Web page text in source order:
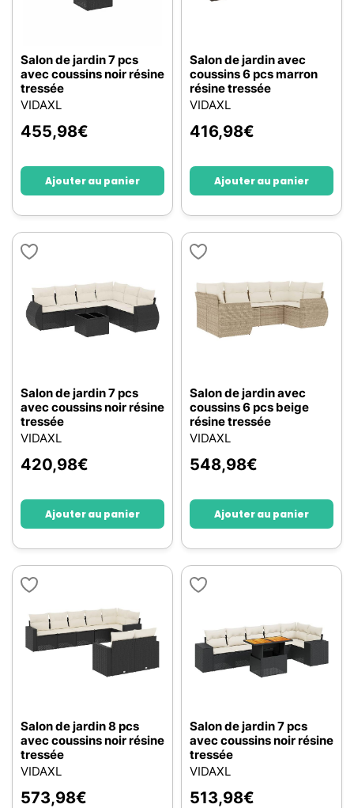
Salon de jardin 7 pcs
avec coussins noir résine
tressée
VIDAXL
455,98€
Ajouter au panier
Salon de jardin avec
coussins 6 pcs marron
résine tressée
VIDAXL
416,98€
Ajouter au panier
Salon de jardin 7 pcs
avec coussins noir résine
tressée
VIDAXL
420,98€
Ajouter au panier
Salon de jardin avec
coussins 6 pcs beige
résine tressée
VIDAXL
548,98€
Ajouter au panier
Salon de jardin 8 pcs
avec coussins noir résine
tressée
VIDAXL
573,98€
Salon de jardin 7 pcs
avec coussins noir résine
tressée
VIDAXL
513,98€